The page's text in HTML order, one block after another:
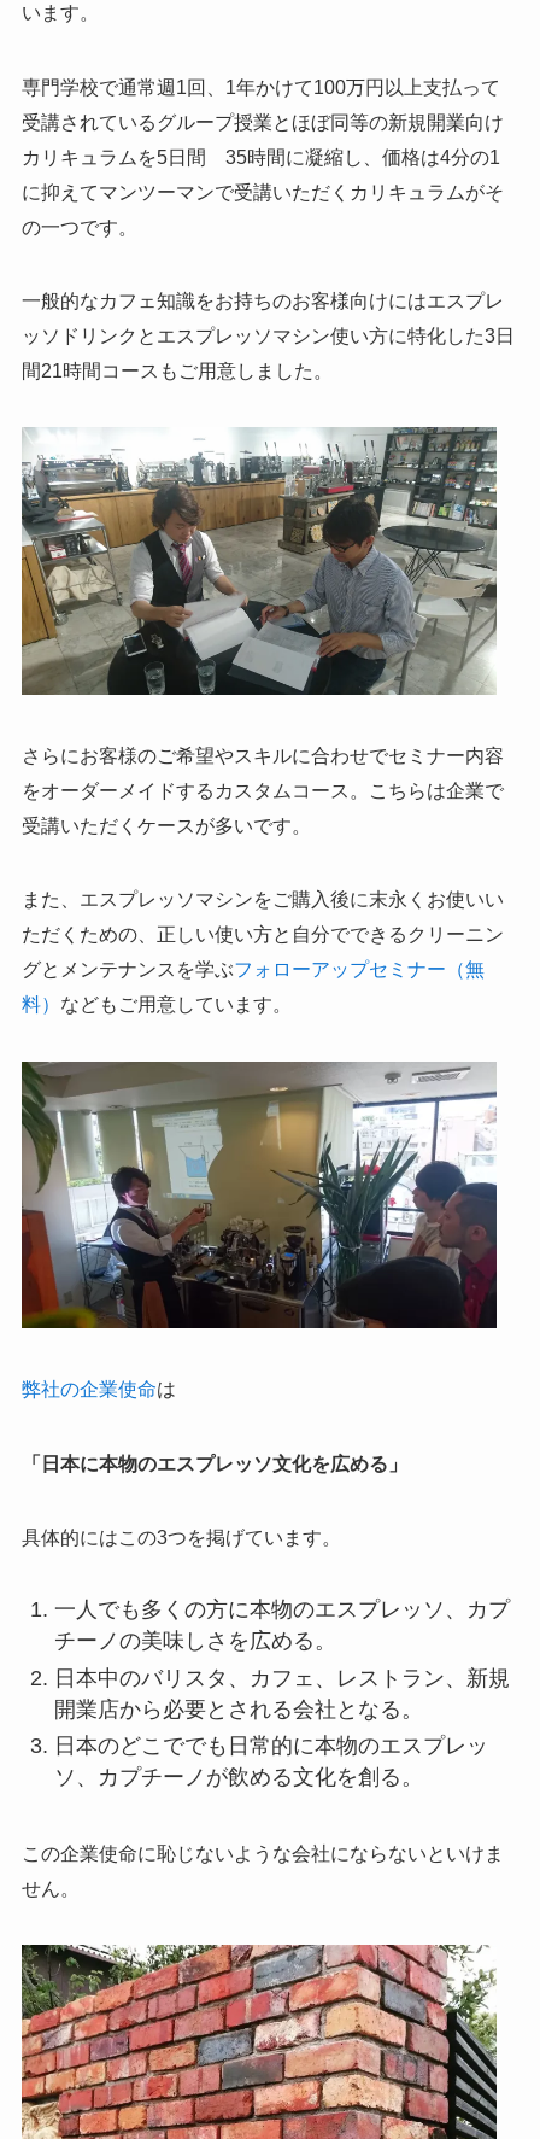
います。
専門学校で通常週1回、1年かけて100万円以上支払って
受講されているグループ授業とほぼ同等の新規開業向け
カリキュラムを5日間 35時間に凝縮し、価格は4分の1
に抑えてマンツーマンで受講いただくカリキュラムがそ
の一つです。
一般的なカフェ知識をお持ちのお客様向けにはエスプレ
ッソドリンクとエスプレッソマシン使い方に特化した3日
間21時間コースもご用意しました。
さらにお客様のご希望やスキルに合わせでセミナー内容
をオーダーメイドするカスタムコース。こちらは企業で
受講いただくケースが多いです。
また、エスプレッソマシンをご購入後に末永くお使いい
ただくための、正しい使い方と自分でできるクリーニン
グとメンテナンスを学ぶフォローアップセミナー（無
料） などもご用意しています。
弊社の企業使命は
「日本に本物のエスプレッソ文化を広める」
具体的にはこの3つを掲げています。
一人でも多くの方に本物のエスプレッソ、カプ
チーノの美味しさを広める。
日本中のバリスタ、カフェ、レストラン、新規
開業店から必要とされる会社となる。
日本のどこででも日常的に本物のエスプレッ
ソ、カプチーノが飲める文化を創る。
この企業使命に恥じないような会社にならないといけま
せん。